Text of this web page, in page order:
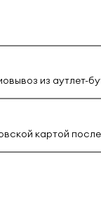
из аутлет-
картой